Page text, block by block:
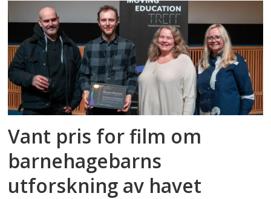
Vant pris for film om
barnehagebarns
utforskning av havet